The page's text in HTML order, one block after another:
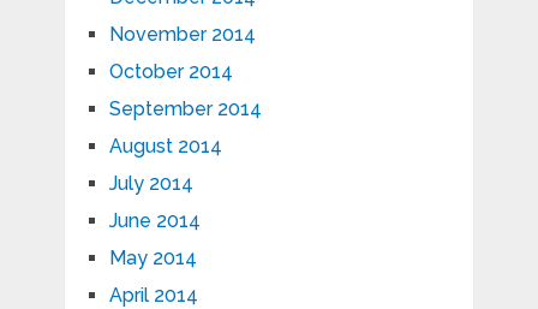
November 2014
October 2014
September 2014
August 2014
July 2014
June 2014
May 2014
April 2014